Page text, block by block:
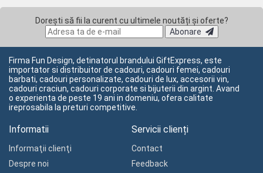
Dorești să fii la curent cu ultimele noutăți și oferte?
Abonare
Firma Fun Design, detinatorul brandului GiftExpress, este
importator si distribuitor de cadouri, cadouri femei, cadouri
barbati, cadouri personalizate, cadouri de lux, accesorii vin,
cadouri craciun, cadouri corporate si bijuterii din argint. Avand
o experienta de peste 19 ani in domeniu, ofera calitate
ireprosabila la preturi competitive.
Informatii
Informaţii clienţi
Despre noi
Servicii clienți
Contact
Feedback